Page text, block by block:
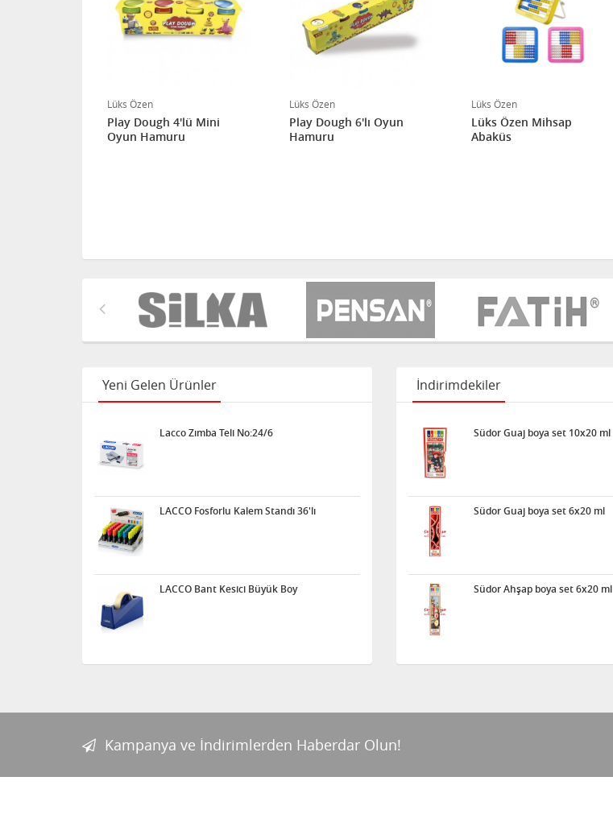
Lüks Özen
Play Dough 4'lü Mini
Oyun Hamuru
Lüks Özen
Play Dough 6'lı Oyun
Hamuru
Lüks Özen
Lüks Özen Mihsap
Abaküs
Yeni Gelen Ürünler
Lacco Zımba Teli No:24/6
LACCO Fosforlu Kalem Standı 36'lı
LACCO Bant Kesici Büyük Boy
İndirimdekiler
Südor Guaj boya set 10x20 ml
Südor Guaj boya set 6x20 ml
Südor Ahşap boya set 6x20 ml
Kampanya ve İndirimlerden Haberdar Olun!